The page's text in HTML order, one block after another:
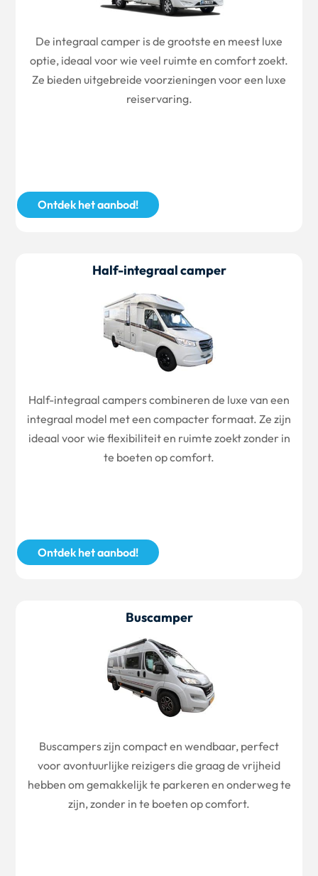
De integraal camper is de grootste en meest luxe
optie, ideaal voor wie veel ruimte en comfort zoekt.
Ze bieden uitgebreide voorzieningen voor een luxe
reiservaring.
Ontdek het aanbod!
Half-integraal camper
Half-integraal campers combineren de luxe van een
integraal model met een compacter formaat. Ze zijn
ideaal voor wie flexibiliteit en ruimte zoekt zonder in
te boeten op comfort.
Ontdek het aanbod!
Buscamper
Buscampers zijn compact en wendbaar, perfect
voor avontuurlijke reizigers die graag de vrijheid
hebben om gemakkelijk te parkeren en onderweg te
zijn, zonder in te boeten op comfort.